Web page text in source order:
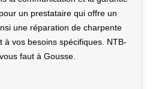
un prestataire qui offre un
une réparation de charpente
vos besoins spécifiques. NTB-
faut à Gousse.